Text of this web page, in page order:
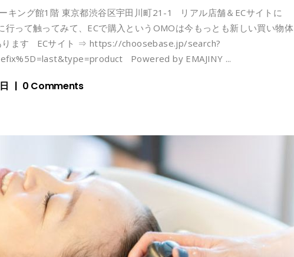
キング館1階 東京都渋谷区宇田川町21-1 リアル店舗＆ECサイトに
行って触ってみて、ECで購入というOMOは今もっとも新しい買い物体
ります ECサイト ⇒ https://choosebase.jp/search?
Powered by EMAJINY
0 Comments